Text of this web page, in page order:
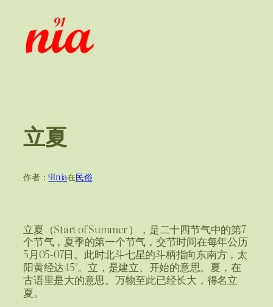
立夏
作者：91nia在民俗
立夏（Start of Summer ），是二十四节气中的第7
个节气，夏季的第一个节气，交节时间在每年公历
5月05-07日。此时北斗七星的斗柄指向东南方，太
阳黄经达45°。立，是建立、开始的意思。夏，在
古语里是大的意思。万物至此已经长大，得名立
夏。